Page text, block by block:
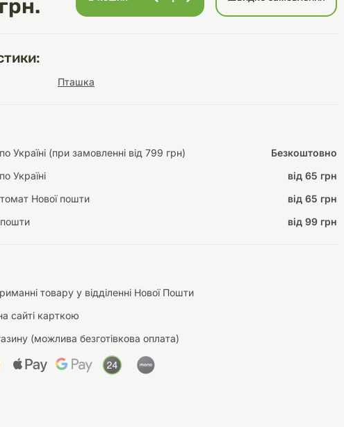
догляду
Автоаксесуари
Освітлення
Декорації
Пташка
Україні (при замовленні від 799 грн)
Безкоштовно
Україні
від 65 грн
Нової пошти
від 65 грн
від 99 грн
товару у відділенні Нової Пошти
сайті карткою
(можлива безготівкова оплата)